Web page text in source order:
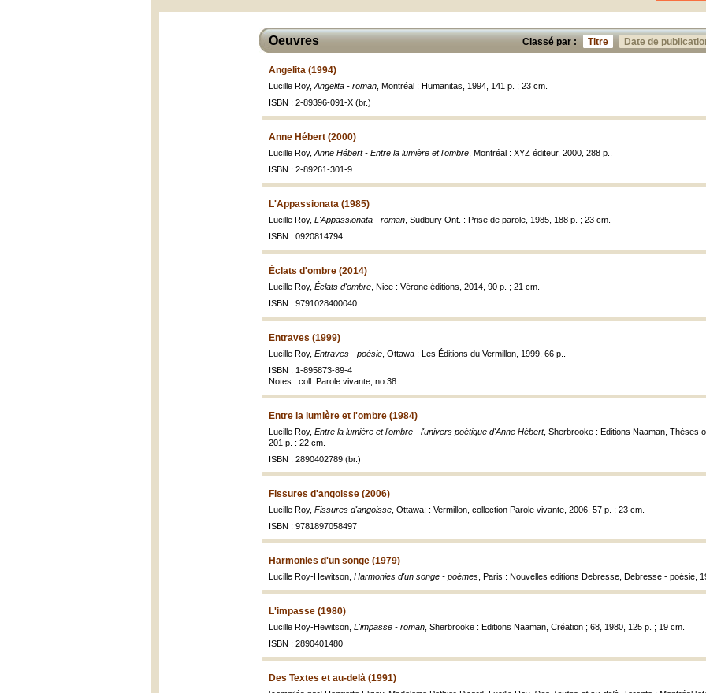
Classé par : Titre Date de
Oeuvres
Angelita (1994)
Lucille Roy, Angelita - roman , Montréal : Humanitas, 1994, 141 p. ; 23 cm.
ISBN : 2-89396-091-X (br.)
Anne Hébert (2000)
Lucille Roy, Anne Hébert - Entre la lumière et l'ombre , Montréal : XYZ éditeur, 2000, 288 p..
ISBN : 2-89261-301-9
L'Appassionata (1985)
Lucille Roy, L'Appassionata - roman , Sudbury Ont. : Prise de parole, 1985, 188 p. ; 23 cm.
ISBN : 0920814794
Éclats d'ombre (2014)
Lucille Roy, Éclats d'ombre , Nice : Vérone éditions, 2014, 90 p. ; 21 cm.
ISBN : 9791028400040
Entraves (1999)
Lucille Roy, Entraves - poésie , Ottawa : Les Éditions du Vermillon, 1999, 66 p..
ISBN : 1-895873-89-4
Notes : coll. Parole vivante; no 38
Entre la lumière et l'ombre (1984)
Lucille Roy, Entre la lumière et l'ombre - l'univers poétique d'Anne Hébert, Sherbrooke : Editions Naaman, Thèses
201 p. : 22 cm.
ISBN : 2890402789 (br.)
Fissures d'angoisse (2006)
Lucille Roy, Fissures d'angoisse , Ottawa: : Vermillon, collection Parole vivante, 2006, 57 p. ; 23 cm.
ISBN : 9781897058497
Harmonies d'un songe (1979)
Lucille Roy-Hewitson, Harmonies d'un songe - poèmes , Paris : Nouvelles editions Debresse, Debresse - poésie,
L'impasse (1980)
Lucille Roy-Hewitson, L'impasse - roman , Sherbrooke : Editions Naaman, Création ; 68, 1980, 125 p. ; 19 cm.
ISBN : 2890401480
Des Textes et au-delà (1991)